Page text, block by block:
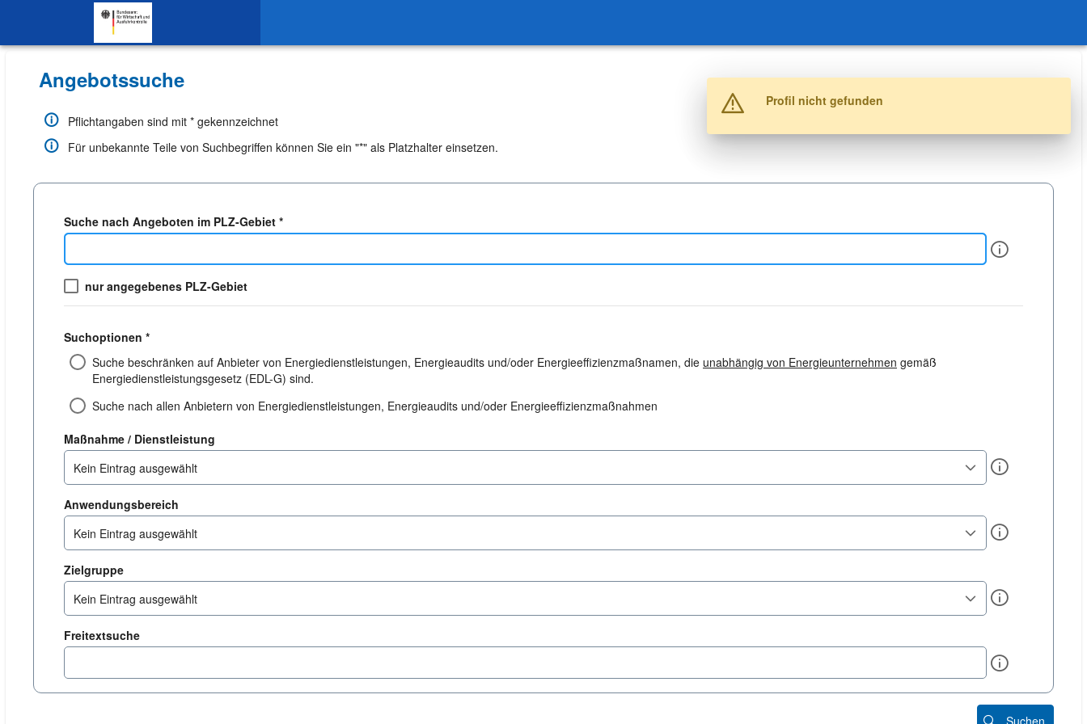
SKIP TO CONTENT.
Angebotssuche
Pflichtangaben sind mit * gekennzeichnet
Für unbekannte Teile von Suchbegriffen können Sie ein "*" als Platzhalter einsetzen.
Suche nach Angeboten im PLZ-Gebiet *
Info
nur angegebenes PLZ-Gebiet
Suchoptionen *
Suche beschränken auf Anbieter von Energiedienstleistungen, Energieaudits und/oder Energieeffizienzmaßnamen, die unabhängig von Energieunternehmen gemäß
Energiedienstleistungsgesetz (EDL-G) sind.
Suche nach allen Anbietern von Energiedienstleistungen, Energieaudits und/oder Energieeffizienzmaßnahmen
Maßnahme / Dienstleistung
Kein Eintrag ausgewählt
Info
Anwendungsbereich
Kein Eintrag ausgewählt
Info
Zielgruppe
Kein Eintrag ausgewählt
Info
Freitextsuche
Info
Warnung
Profil nicht gefunden